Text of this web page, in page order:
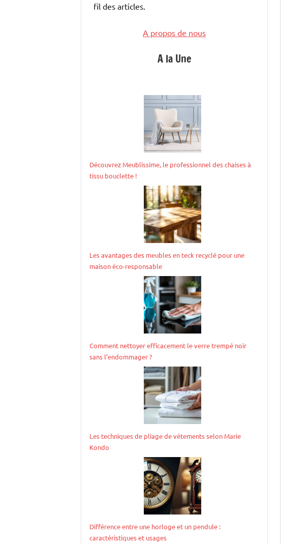
fil des articles.
A propos de nous
A la Une
Découvrez Meublissime, le professionnel des chaises à
tissu bouclette !
Les avantages des meubles en teck recyclé pour une
maison éco-responsable
Comment nettoyer efficacement le verre trempé noir
sans l’endommager ?
Les techniques de pliage de vêtements selon Marie
Kondo
Différence entre une horloge et un pendule :
caractéristiques et usages